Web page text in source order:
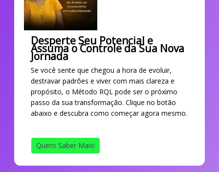
Desperte Seu Potencial e
Assuma o Controle da Sua Nova
Jornada
Se você sente que chegou a hora de evoluir,
destravar padrões e viver com mais clareza e
propósito, o Método RQL pode ser o próximo
passo da sua transformação. Clique no botão
abaixo e descubra como começar agora mesmo.
Quero Saber Mais!